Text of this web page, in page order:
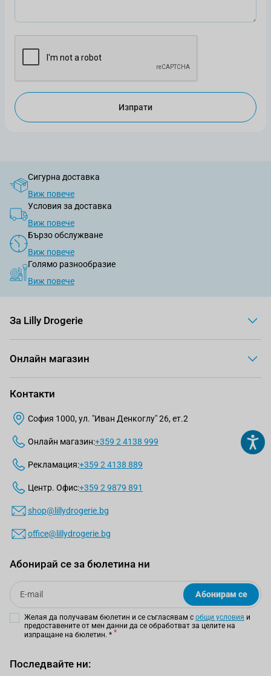
Изпрати
Сигурна доставка
Виж повече
Условия за доставка
Виж повече
Бързо обслужване
Виж повече
Голямо разнообразие
Виж повече
За Lilly Drogerie
Онлайн магазин
Контакти
София 1000, ул. "Иван Денкоглу" 26, ет.2
Онлайн магазин:+359 2 4138 999
Рекламация:+359 2 4138 889
Центр. Офис:+359 2 9879 891
shop@lillydrogerie.bg
office@lillydrogerie.bg
Абонирай се за бюлетина ни
Email
Абонирам се
Желая да получавам бюлетин и се съгласявам с общи условия и
предоставените от мен данни да се обработват за целите на
изпращане на бюлетин. *
Последвайте ни: